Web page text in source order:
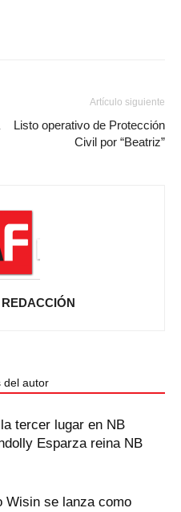
Artículo siguiente
Listo operativo de Protección
Civil por “Beatriz”
del autor
tercer lugar en NB
Esparza reina NB
Wisin se lanza como